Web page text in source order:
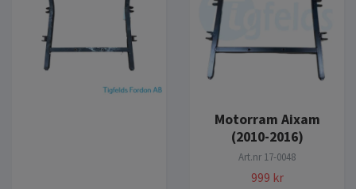
Motorram Aixam
(2010-2016)
Art.nr 17-0048
999 kr